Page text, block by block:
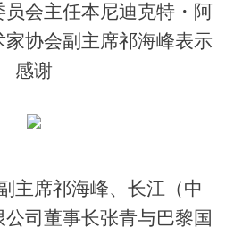
员会主任本尼迪克特・阿
协会副主席祁海峰表示
感谢
主席祁海峰、长江（中
司董事长张青与巴黎国